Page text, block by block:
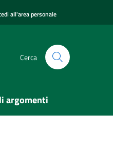
all'area personale
Cerca
argomenti